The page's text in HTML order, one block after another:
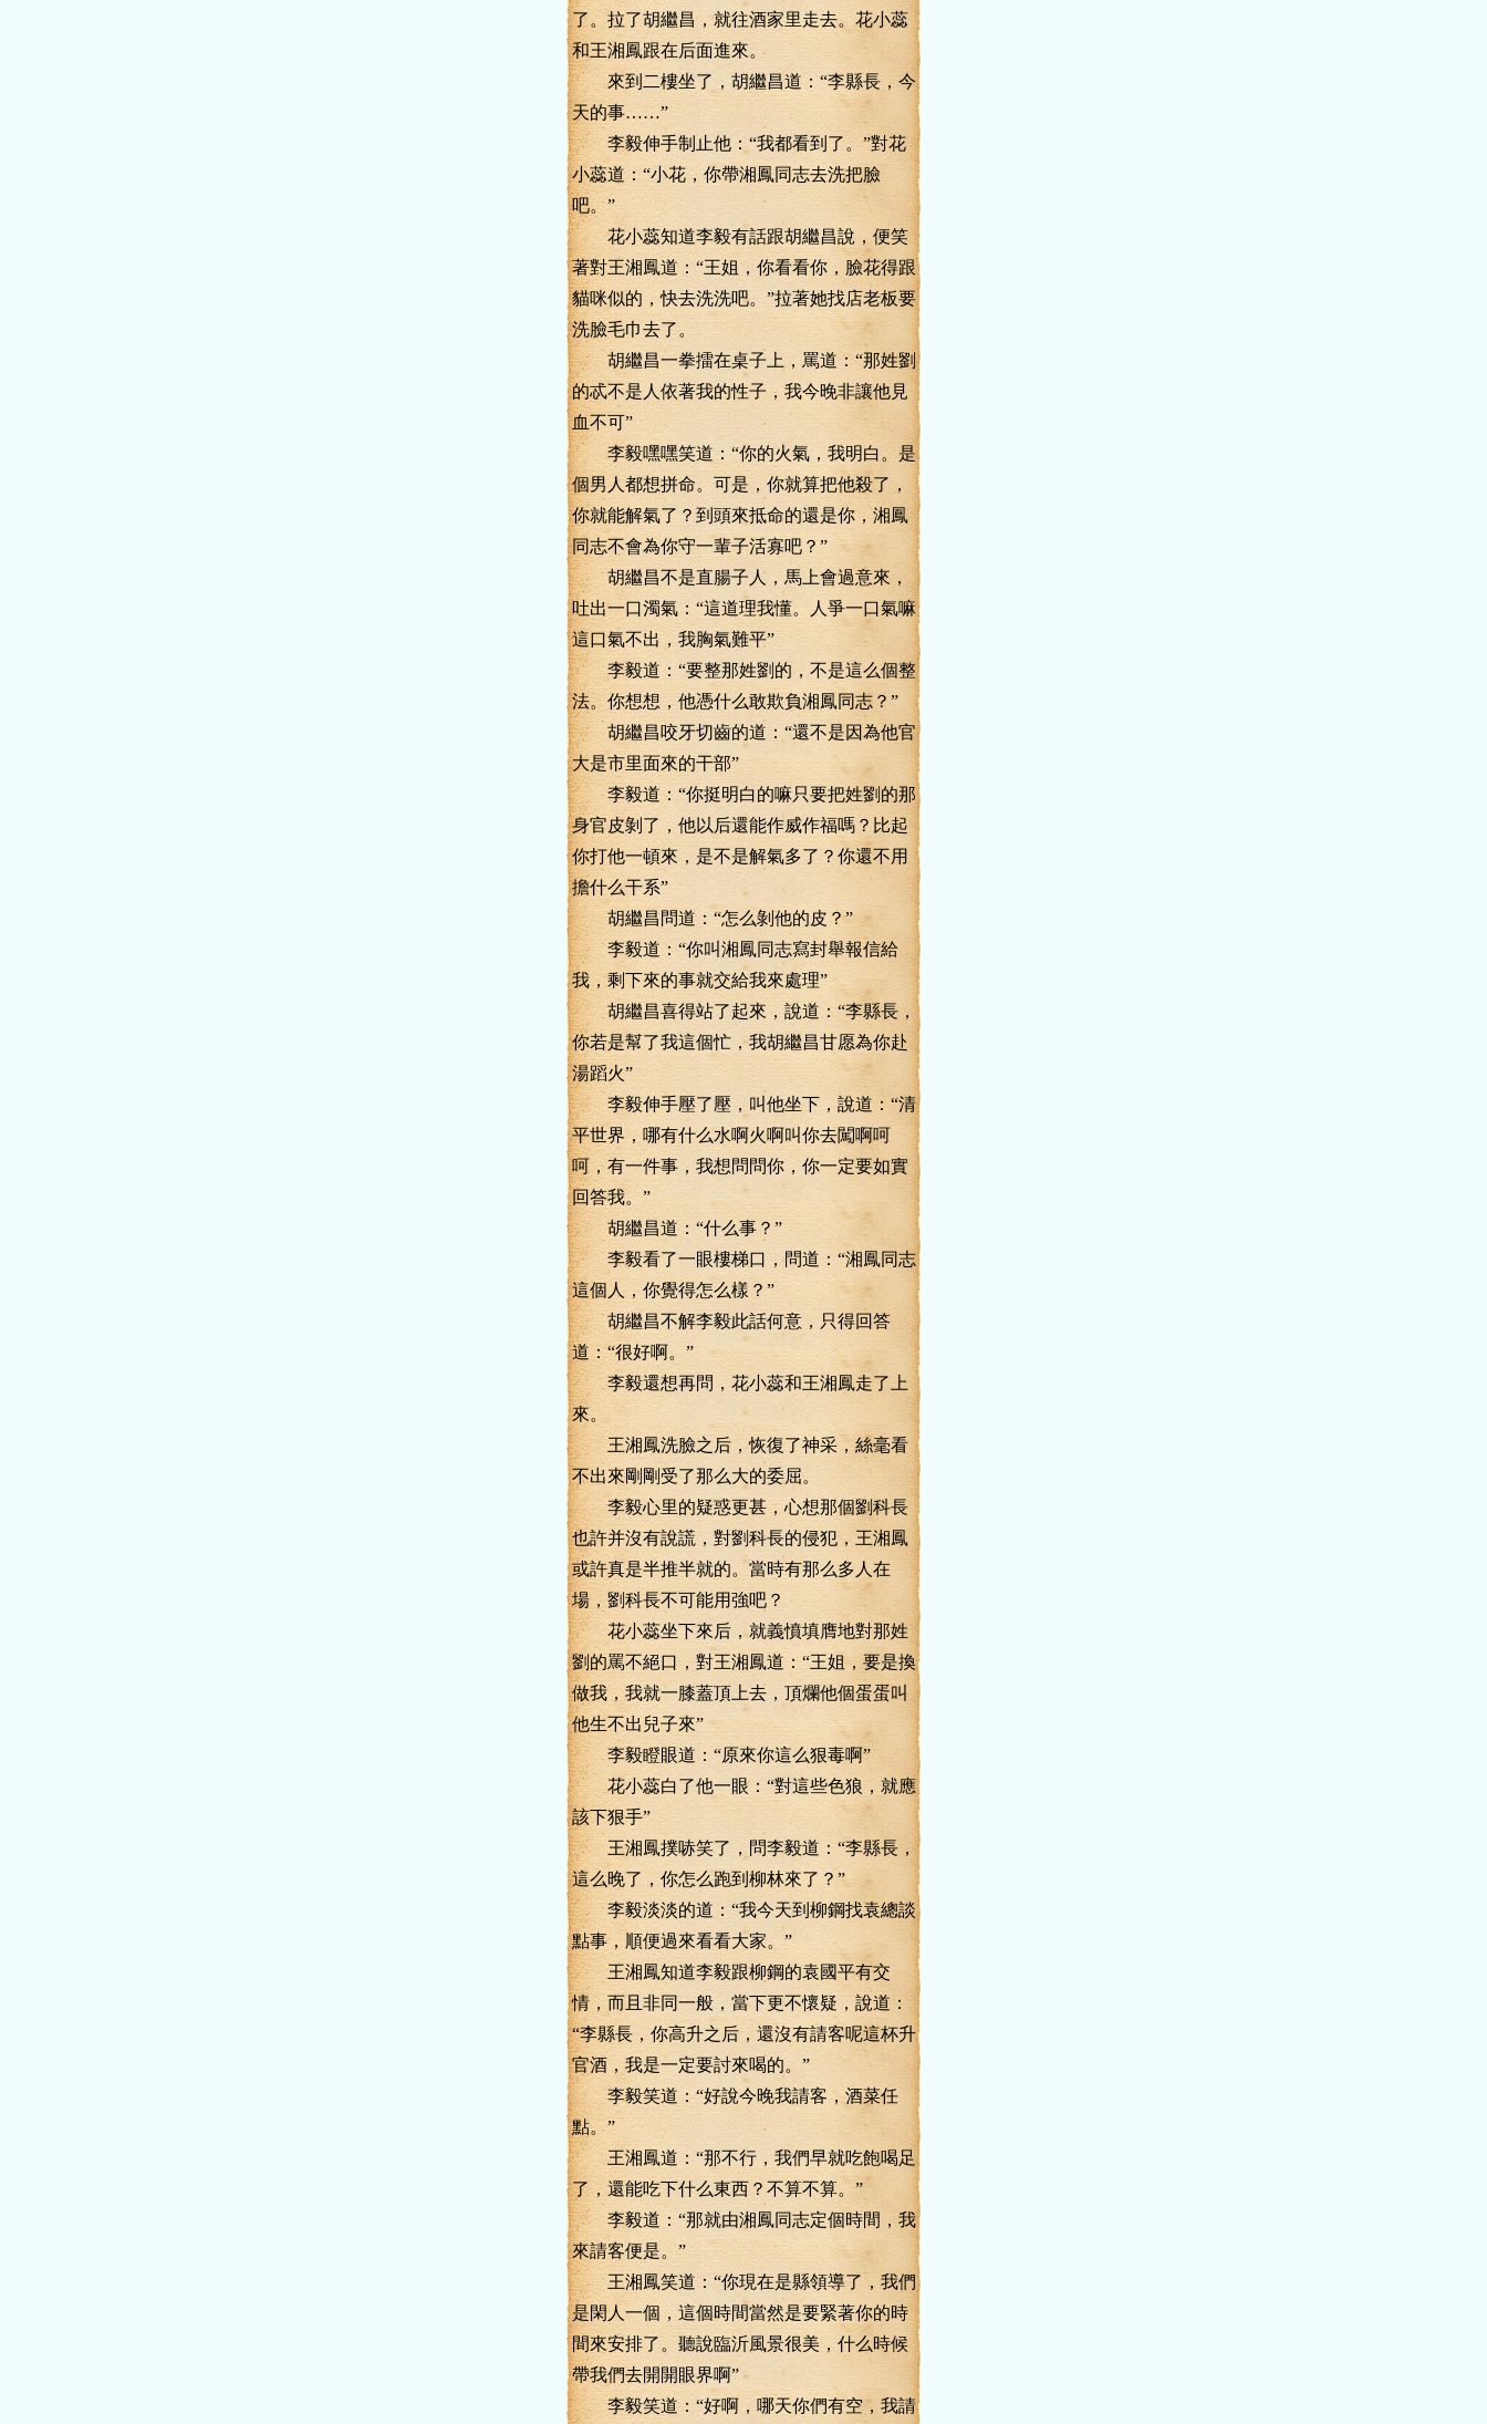
了。拉了胡繼昌，就往酒家里走去。花小蕊
和王湘鳳跟在后面進來。
來到二樓坐了，胡繼昌道：“李縣長，今
天的事……”
李毅伸手制止他：“我都看到了。”對花
小蕊道：“小花，你帶湘鳳同志去洗把臉
吧。”
花小蕊知道李毅有話跟胡繼昌說，便笑
著對王湘鳳道：“王姐，你看看你，臉花得跟
貓咪似的，快去洗洗吧。”拉著她找店老板要
洗臉毛巾去了。
胡繼昌一拳擂在桌子上，罵道：“那姓劉
的忒不是人依著我的性子，我今晚非讓他見
血不可”
李毅嘿嘿笑道：“你的火氣，我明白。是
個男人都想拼命。可是，你就算把他殺了，
你就能解氣了？到頭來抵命的還是你，湘鳳
同志不會為你守一輩子活寡吧？”
胡繼昌不是直腸子人，馬上會過意來，
吐出一口濁氣：“這道理我懂。人爭一口氣嘛
這口氣不出，我胸氣難平”
李毅道：“要整那姓劉的，不是這么個整
法。你想想，他憑什么敢欺負湘鳳同志？”
胡繼昌咬牙切齒的道：“還不是因為他官
大是市里面來的干部”
李毅道：“你挺明白的嘛只要把姓劉的那
身官皮剝了，他以后還能作威作福嗎？比起
你打他一頓來，是不是解氣多了？你還不用
擔什么干系”
胡繼昌問道：“怎么剝他的皮？”
李毅道：“你叫湘鳳同志寫封舉報信給
我，剩下來的事就交給我來處理”
胡繼昌喜得站了起來，說道：“李縣長，
你若是幫了我這個忙，我胡繼昌甘愿為你赴
湯蹈火”
李毅伸手壓了壓，叫他坐下，說道：“清
平世界，哪有什么水啊火啊叫你去闖啊呵
呵，有一件事，我想問問你，你一定要如實
回答我。”
胡繼昌道：“什么事？”
李毅看了一眼樓梯口，問道：“湘鳳同志
這個人，你覺得怎么樣？”
胡繼昌不解李毅此話何意，只得回答
道：“很好啊。”
李毅還想再問，花小蕊和王湘鳳走了上
來。
王湘鳳洗臉之后，恢復了神采，絲毫看
不出來剛剛受了那么大的委屈。
李毅心里的疑惑更甚，心想那個劉科長
也許并沒有說謊，對劉科長的侵犯，王湘鳳
或許真是半推半就的。當時有那么多人在
場，劉科長不可能用強吧？
花小蕊坐下來后，就義憤填膺地對那姓
劉的罵不絕口，對王湘鳳道：“王姐，要是換
做我，我就一膝蓋頂上去，頂爛他個蛋蛋叫
他生不出兒子來”
李毅瞪眼道：“原來你這么狠毒啊”
花小蕊白了他一眼：“對這些色狼，就應
該下狠手”
王湘鳳撲哧笑了，問李毅道：“李縣長，
這么晚了，你怎么跑到柳林來了？”
李毅淡淡的道：“我今天到柳鋼找袁總談
點事，順便過來看看大家。”
王湘鳳知道李毅跟柳鋼的袁國平有交
情，而且非同一般，當下更不懷疑，說道：
“李縣長，你高升之后，還沒有請客呢這杯升
官酒，我是一定要討來喝的。”
李毅笑道：“好說今晚我請客，酒菜任
點。”
王湘鳳道：“那不行，我們早就吃飽喝足
了，還能吃下什么東西？不算不算。”
李毅道：“那就由湘鳳同志定個時間，我
來請客便是。”
王湘鳳笑道：“你現在是縣領導了，我們
是閑人一個，這個時間當然是要緊著你的時
間來安排了。聽說臨沂風景很美，什么時候
帶我們去開開眼界啊”
李毅笑道：“好啊，哪天你們有空，我請